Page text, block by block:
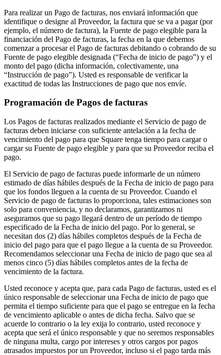
Jardinería y actividades al aire libre
Diversión
Servicios de salud
Capacidades
Acepta pagos
Mantén todo organizado
Administra el flujo de caja
Destaca tu marca
Automatiza y ahorra tiempo
Hardware
Handheld
Terminal
Register
Stand
Reader sin contacto y chip
Reader banda magnética
Accesorios
Kits
Para realizar un Pago de facturas, nos enviará información que
identifique o designe al Proveedor, la factura que se va a pagar (por
ejemplo, el número de factura), la Fuente de pago elegible para la
financiación del Pago de facturas, la fecha en la que debemos
comenzar a procesar el Pago de facturas debitando o cobrando de su
Fuente de pago elegible designada (“Fecha de inicio de pago”) y el
monto del pago (dicha información, colectivamente, una
“Instrucción de pago”). Usted es responsable de verificar la
exactitud de todas las Instrucciones de pago que nos envíe.
Programación de Pagos de facturas
Los Pagos de facturas realizados mediante el Servicio de pago de
facturas deben iniciarse con suficiente antelación a la fecha de
vencimiento del pago para que Square tenga tiempo para cargar o
cargar su Fuente de pago elegible y para que su Proveedor reciba el
pago.
El Servicio de pago de facturas puede informarle de un número
estimado de días hábiles después de la Fecha de inicio de pago para
que los fondos lleguen a la cuenta de su Proveedor. Cuando el
Servicio de pago de facturas lo proporciona, tales estimaciones son
solo para conveniencia, y no declaramos, garantizamos ni
aseguramos que su pago llegará dentro de un período de tiempo
especificado de la Fecha de inicio del pago. Por lo general, se
necesitan dos (2) días hábiles completos después de la Fecha de
inicio del pago para que el pago llegue a la cuenta de su Proveedor.
Recomendamos seleccionar una Fecha de inicio de pago que sea al
menos cinco (5) días hábiles completos antes de la fecha de
vencimiento de la factura.
Usted reconoce y acepta que, para cada Pago de facturas, usted es el
único responsable de seleccionar una Fecha de inicio de pago que
permita el tiempo suficiente para que el pago se entregue en la fecha
de vencimiento aplicable o antes de dicha fecha. Salvo que se
acuerde lo contrario o la ley exija lo contrario, usted reconoce y
acepta que será el único responsable y que no seremos responsables
de ninguna multa, cargo por intereses y otros cargos por pagos
atrasados impuestos por un Proveedor, incluso si el pago tarda más